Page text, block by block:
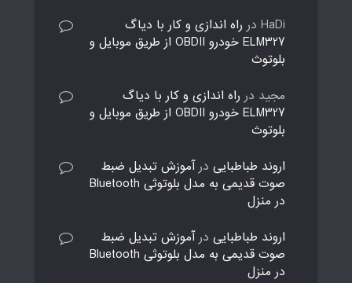
HaDi در راه اندازی و کار با دیاگ
ELM327 خودرو OBDII از طریق موبایل و
بلوتوث
مجید در راه اندازی و کار با دیاگ
ELM327 خودرو OBDII از طریق موبایل و
بلوتوث
اروند طباطبایی در آموزش تبدیل ضبط
صوت قدیمی به مدل بلوتوثی Bluetooth
در منزل
اروند طباطبایی در آموزش تبدیل ضبط
صوت قدیمی به مدل بلوتوثی Bluetooth
در منزل